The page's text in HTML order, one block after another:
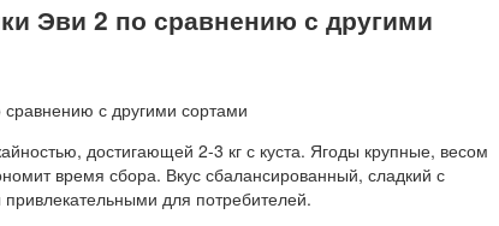
Эви 2 по сравнению с другими
достигающей 2-3 кг с куста. Ягоды крупные, весом
время сбора. Вкус сбалансированный, сладкий с
для потребителей.